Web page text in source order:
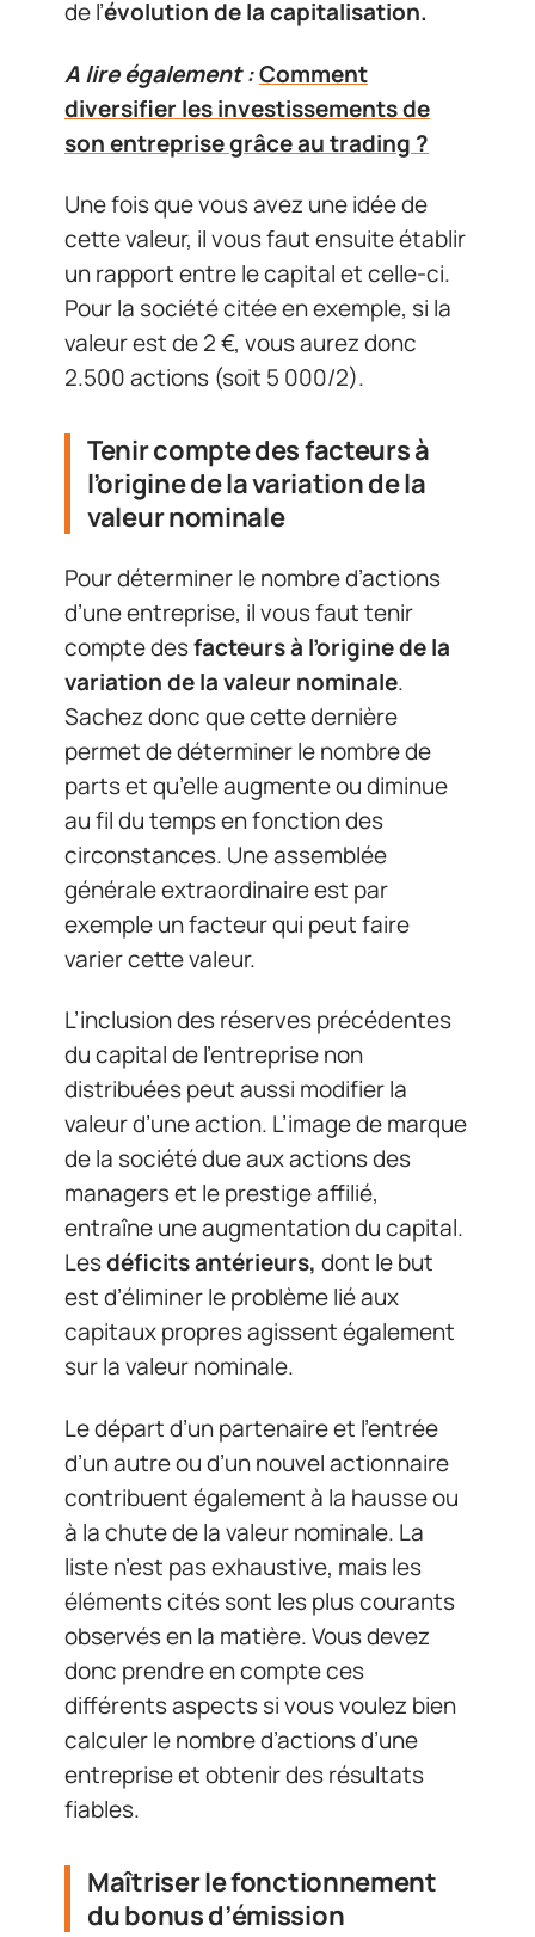
de l’évolution de la capitalisation.
A lire également :Comment
diversifier les investissements de
son entreprise grâce au trading ?
Une fois que vous avez une idée de
cette valeur, il vous faut ensuite établir
un rapport entre le capital et celle-ci.
Pour la société citée en exemple, si la
valeur est de 2 €, vous aurez donc
2.500 actions (soit 5 000/2).
Tenir compte des facteurs à
l’origine de la variation de la
valeur nominale
Pour déterminer le nombre d’actions
d’une entreprise, il vous faut tenir
compte desfacteursà l’origine de la
variation de la valeur nominale.
Sachez donc que cette dernière
permet de déterminer le nombre de
parts et qu’elle augmente ou diminue
au fil du temps en fonction des
circonstances. Une assemblée
générale extraordinaire est par
exemple un facteur qui peut faire
varier cette valeur.
L’inclusion des réserves précédentes
du capital de l’entreprise non
distribuées peut aussi modifier la
valeur d’une action. L’image de marque
de la société due aux actions des
managers et le prestige affilié,
entraîne une augmentation du capital.
Lesdéficits antérieurs, dont le but
est d’éliminer le problème lié aux
capitaux propres agissent également
sur la valeur nominale.
Le départ d’un partenaire et l’entrée
d’un autre ou d’un nouvel actionnaire
contribuent également à la hausse ou
à la chute de la valeur nominale. La
liste n’est pas exhaustive, mais les
éléments cités sont les plus courants
observés en la matière. Vous devez
donc prendre en compte ces
différents aspects si vous voulez bien
calculer le nombre d’actions d’une
entreprise et obtenir des résultats
fiables.
Maîtriser le fonctionnement
du bonus d’émission